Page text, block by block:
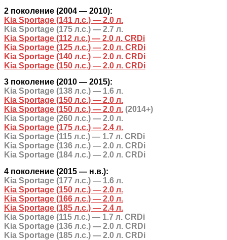
2 поколение (2004 — 2010):
Kia Sportage (141 л.с.) — 2.0 л.
Kia Sportage (175 л.с.) — 2.7 л.
Kia Sportage (112 л.с.) — 2.0 л. CRDi
Kia Sportage (125 л.с.) — 2.0 л. CRDi
Kia Sportage (140 л.с.) — 2.0 л. CRDi
Kia Sportage (150 л.с.) — 2.0 л. CRDi
3 поколение (2010 — 2015):
Kia Sportage (138 л.с.) — 1.6 л.
Kia Sportage (150 л.с.) — 2.0 л.
Kia Sportage (150 л.с.) — 2.0 л. (2014+)
Kia Sportage (260 л.с.) — 2.0 л.
Kia Sportage (175 л.с.) — 2.4 л.
Kia Sportage (115 л.с.) — 1.7 л. CRDi
Kia Sportage (136 л.с.) — 2.0 л. CRDi
Kia Sportage (184 л.с.) — 2.0 л. CRDi
4 поколение (2015 — н.в.):
Kia Sportage (177 л.с.) — 1.6 л.
Kia Sportage (150 л.с.) — 2.0 л.
Kia Sportage (166 л.с.) — 2.0 л.
Kia Sportage (185 л.с.) — 2.4 л.
Kia Sportage (115 л.с.) — 1.7 л. CRDi
Kia Sportage (136 л.с.) — 2.0 л. CRDi
Kia Sportage (185 л.с.) — 2.0 л. CRDi